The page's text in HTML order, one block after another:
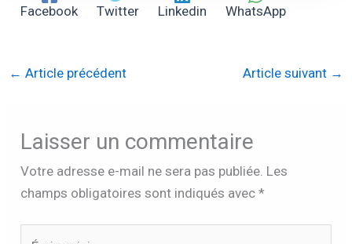
Facebook Twitter Linkedin WhatsApp
← Article précédent Article suivant →
Laisser un commentaire
Votre adresse e-mail ne sera pas publiée. Les
champs obligatoires sont indiqués avec*